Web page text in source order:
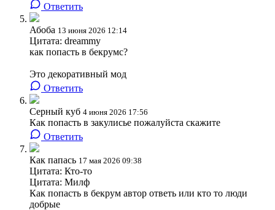
Ответить
Абоба 13 июня 2026 12:14
Цитата: dreammy
как попасть в бекрумс?
Это декоративный мод
Ответить
Серный куб 4 июня 2026 17:56
Как попасть в закулисье пожалуйста скажите
Ответить
Как папась 17 мая 2026 09:38
Цитата: Кто-то
Цитата: Милф
Как попасть в бекрум автор ответь или кто то люди
добрые